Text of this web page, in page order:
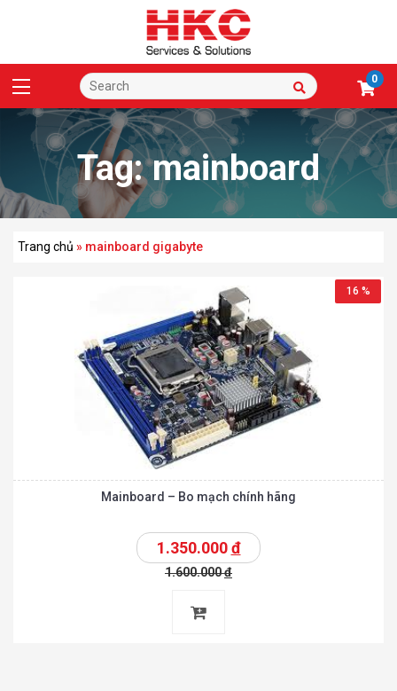
0
Tag:mainboard
gigabyte
Trang chủ » mainboard gigabyte
16 %
Mainboard – Bo mạch chính hãng
1.350.000đ
1.600.000đ